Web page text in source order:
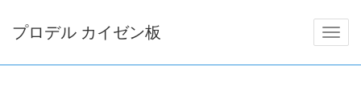
プロデル カイゼン板